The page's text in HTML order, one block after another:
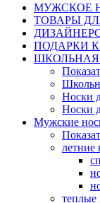
МУЖСКОЕ
ТОВАРЫ
ПОДАРКИ
Носки
Носки
Мужские
летние
теплые